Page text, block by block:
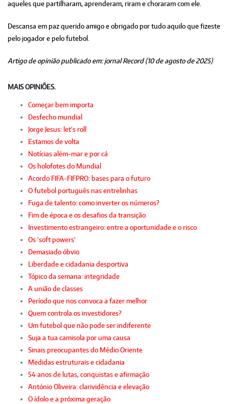
aqueles que partilharam, aprenderam, riram e choraram com ele.
Descansa em paz querido amigo e obrigado por tudo aquilo que fizeste
pelo jogador e pelo futebol.
Artigo de opinião publicado em: jornal Record (10 de agosto de 2025)
MAIS OPINIÕES.
Começar bem importa
Desfecho mundial
Jorge Jesus: let's roll
Estamos de volta
Notícias além-mar e por cá
Os holofotes do Mundial
Acordo FIFA-FIFPRO: bases para o futuro
O futebol português nas entrelinhas
Fuga de talento: como inverter os números?
Fim de época e os desafios da transição
Investimento estrangeiro: entre a oportunidade e o risco
Os 'soft powers'
Demasiado óbvio
Liberdade e cidadania desportiva
Tópico da semana: integridade
A união de classes
Período que nos convoca a fazer melhor
Quem controla os investidores?
Um futebol que não pode ser indiferente
Suja a tua camisola por uma causa
Sinais preocupantes do Médio Oriente
Medidas estruturais e cidadania
54 anos de lutas, conquistas e afirmação
António Oliveira: clarividência e elevação
O ídolo e a próxima geração